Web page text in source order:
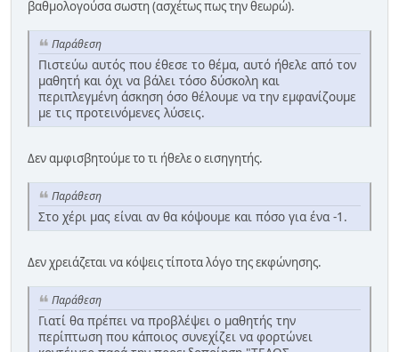
βαθμολογούσα σωστη (ασχέτως πως την θεωρώ).
Παράθεση
Πιστεύω αυτός που έθεσε το θέμα, αυτό ήθελε από τον
μαθητή και όχι να βάλει τόσο δύσκολη και
περιπλεγμένη άσκηση όσο θέλουμε να την εμφανίζουμε
με τις προτεινόμενες λύσεις.
Δεν αμφισβητούμε το τι ήθελε ο εισηγητής.
Παράθεση
Στο χέρι μας είναι αν θα κόψουμε και πόσο για ένα -1.
Δεν χρειάζεται να κόψεις τίποτα λόγο της εκφώνησης.
Παράθεση
Γιατί θα πρέπει να προβλέψει ο μαθητής την
περίπτωση που κάποιος συνεχίζει να φορτώνει